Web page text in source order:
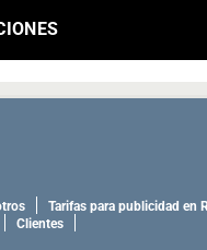
Tarifas para publicidad en
Clientes